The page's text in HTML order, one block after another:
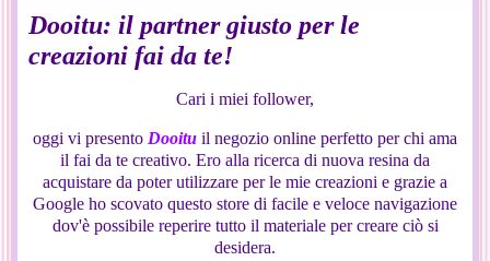
Dooitu: il partner giusto per le
creazioni fai da te!
Cari i miei follower,
oggi vi presento Dooitu il negozio online perfetto per chi ama
il fai da te creativo. Ero alla ricerca di nuova resina da
acquistare da poter utilizzare per le mie creazioni e grazie a
Google ho scovato questo store di facile e veloce navigazione
dov'è possibile reperire tutto il materiale per creare ciò si
desidera.